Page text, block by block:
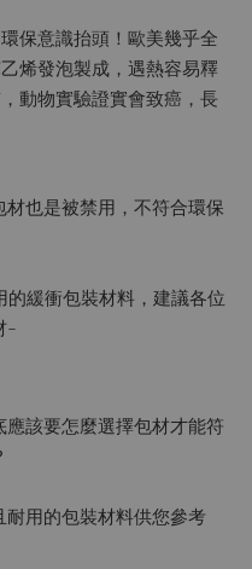
保意識抬頭！歐美幾乎全
烯發泡製成，遇熱容易釋
動物實驗證實會致癌，長
也是被禁用，不符合環保
緩衝包裝材料，建議各位
~
該要怎麼選擇包材才能符
用的包裝材料供您參考